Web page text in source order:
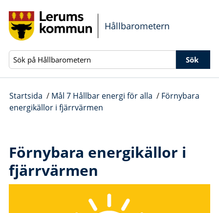
Hållbarometern
Sök
Startsida / Mål 7 Hållbar energi för alla / Förnybara
energikällor i fjärrvärmen
Förnybara energikällor i
fjärrvärmen